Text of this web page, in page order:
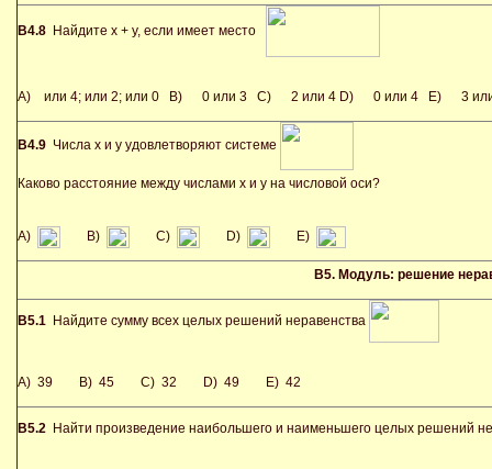
В4.8 Найдите x + y, если имеет место
A) или 4; или 2; или 0 B) 0 или 3 C) 2 или 4 D) 0 или 4 E) 3
В4.9 Числа x и y удовлетворяют системе
Каково расстояние между числами x и y на числовой оси?
A) B) C) D) E)
В5. Модуль: решение
В5.1 Найдите сумму всех целых решений неравенства
A) 39 B) 45 C) 32 D) 49 E) 42
В5.2 Найти произведение наибольшего и наименьшего целых решений